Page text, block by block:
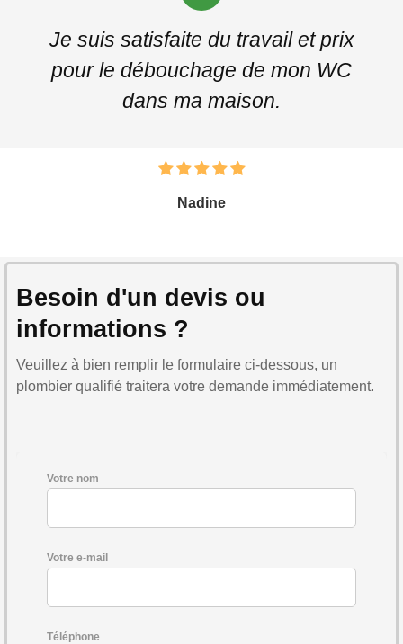
Je suis satisfaite du travail et prix
pour le débouchage de mon WC
dans ma maison.
Nadine
Besoin d'un devis ou
informations ?
Veuillez à bien remplir le formulaire ci-dessous, un
plombier qualifié traitera votre demande immédiatement.
Votre nom
Votre e-mail
Téléphone